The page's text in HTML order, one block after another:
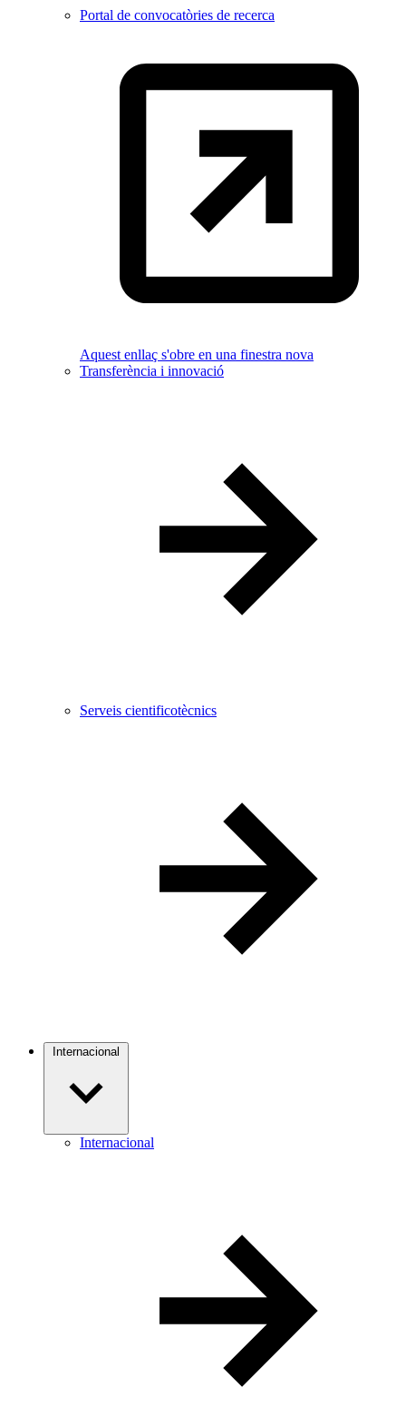
Portal de convocatòries de recerca
Aquest enllaç s'obre en una finestra nova
Transferència i innovació
Serveis cientificotècnics
Internacional
Internacional